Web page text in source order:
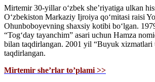
Mirtemir 30-yillar o‘zbek she’riyatiga ulkan
O‘zbekiston Markaziy Ijroiya qo‘mitasi raisi
Ohunboboyevning shaxsiy kotibi bo‘lgan.
“Tog‘day tayanchim” asari uchun Hamza
bilan taqdirlangan. 2001 yil “Buyuk xizmatlari
taqdirlangan.
Mirtemir she’rlar to’plami >>